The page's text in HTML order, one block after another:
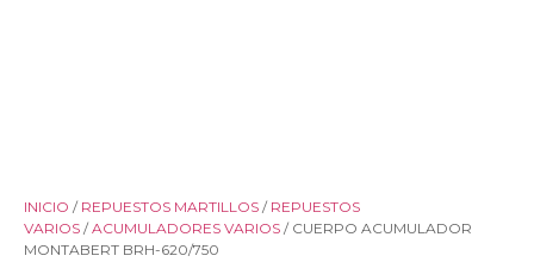
INICIO / REPUESTOS MARTILLOS / REPUESTOS
VARIOS /ACUMULADORES VARIOS / CUERPO ACUMULADOR
MONTABERT BRH-620/750